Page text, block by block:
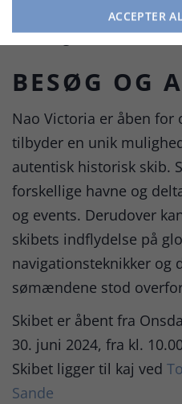
ture, der giver et indblik
teknologiske fremskridt
BESØG OG
Nao Victoria er åben for
tilbyder en unik
autentisk historisk skib.
forskellige havne og
og events. Derudover
skibets indflydelse på
navigationsteknikker og
sømændene stod
Skibet er åbent fra
30. juni 2024, fra kl.
Skibet ligger til kaj ved
Sande
ACCEPTER